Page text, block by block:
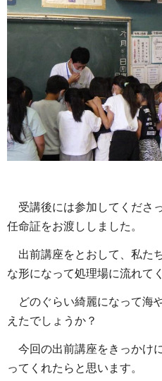
受講後には参加してくださ
任命証をお渡ししました。
出前講座をとおして、私た
な形になって処理場に流れて
どのぐらい綺麗になって海
えたでしょうか？
今回の出前講座をきっかけ
ってくれたらと思います。